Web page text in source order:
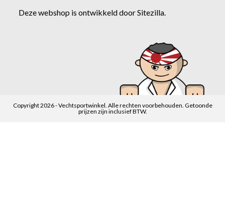
Deze webshop is ontwikkeld doorSitezilla
Copyright 2026 - Vechtsportwinkel. Alle rechten voorbehouden. Getoonde
prijzen zijn inclusief BTW.